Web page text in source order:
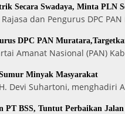
Secara Swadaya, Minta PLN
dan Pengurus DPC
DPC PAN
Amanat Nasional (PAN)
Minyak Masyarakat
Devi Suhartoni, menghadiri
BSS, Tuntut Perbaikan